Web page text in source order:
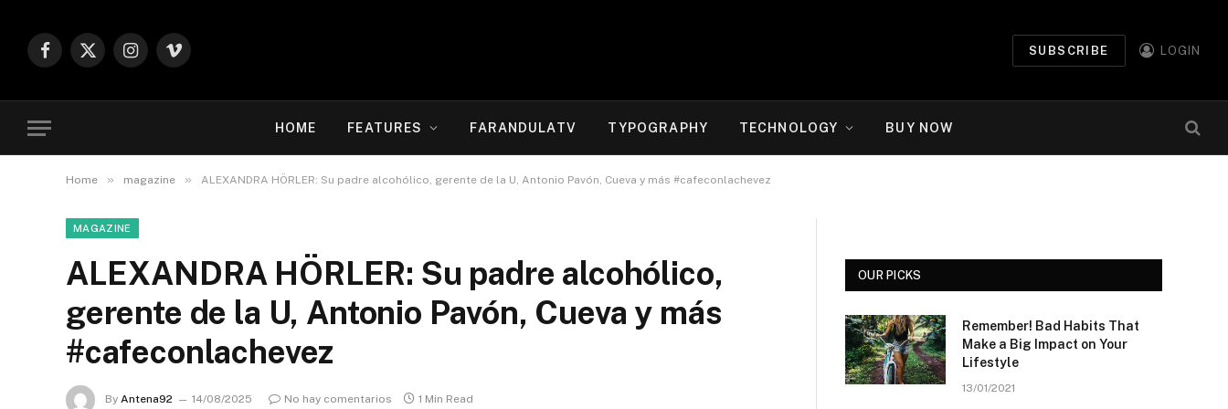
Facebook
X
Instagram
Vimeo
SUBSCRIBE LOGIN
HOME FEATURES FARANDULATV TYPOGRAPHY TECHNOLOGY BUY NOW
Home » magazine » ALEXANDRA HÖRLER: Su padre alcohólico, gerente de la U, Antonio Pavón, Cueva y más #cafeconlachevez
MAGAZINE
ALEXANDRA HÖRLER: Su padre alcohólico,
gerente de la U, Antonio Pavón, Cueva y más
#cafeconlachevez
By Antena92 14/08/2025 No hay comentarios 1 Min Read
OUR PICKS
Remember! Bad Habits That
Make a Big Impact on Your
Lifestyle
13/01/2021